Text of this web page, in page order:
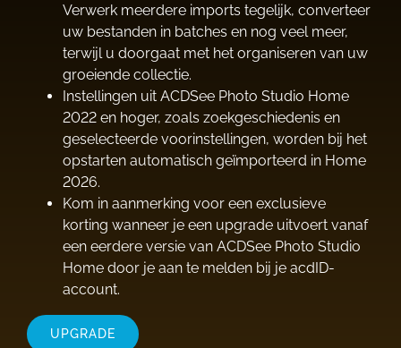
Verwerk meerdere imports tegelijk, converteer
uw bestanden in batches en nog veel meer,
terwijl u doorgaat met het organiseren van uw
groeiende collectie.
Instellingen uit ACDSee Photo Studio Home
2022 en hoger, zoals zoekgeschiedenis en
geselecteerde voorinstellingen, worden bij het
opstarten automatisch geïmporteerd in Home
2026.
Kom in aanmerking voor een exclusieve
korting wanneer je een upgrade uitvoert vanaf
een eerdere versie van ACDSee Photo Studio
Home door je aan te melden bij je acdID-
account.
UPGRADE